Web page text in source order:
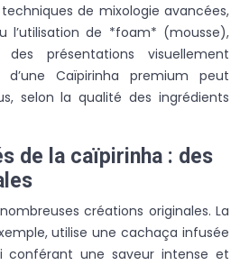
de mixologie avancées,
l’utilisation de *foam* (mousse),
présentations visuellement
d’une Caïpirinha premium peut
selon la qualité des ingrédients
de la caïpirinha : des
créations originales. La
utilise une cachaça infusée
une saveur intense et